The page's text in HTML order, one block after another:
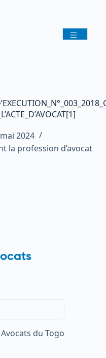
2024
la profession d’avocat
du Togo